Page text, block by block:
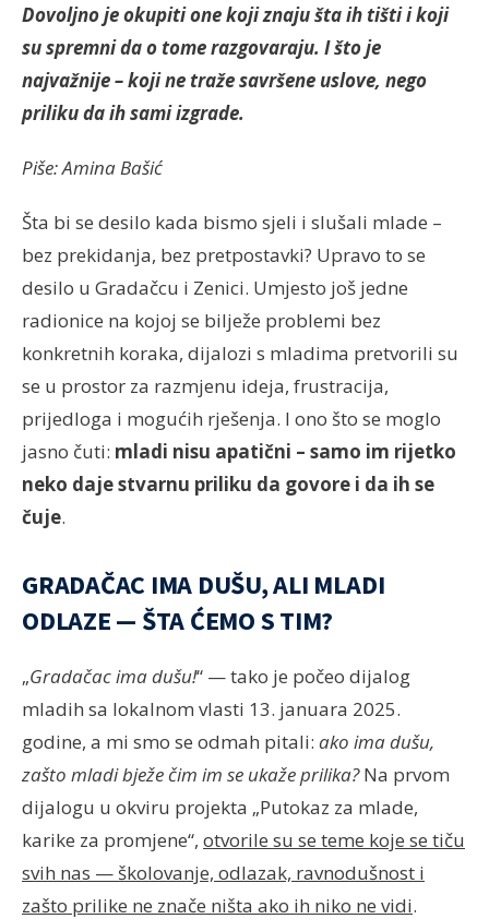
Dovoljno je okupiti one koji znaju šta ih tišti i koji
su spremni da o tome razgovaraju. I što je
najvažnije – koji ne traže savršene uslove, nego
priliku da ih sami izgrade.
Piše: Amina Bašić
Šta bi se desilo kada bismo sjeli i slušali mlade –
bez prekidanja, bez pretpostavki? Upravo to se
desilo u Gradačcu i Zenici. Umjesto još jedne
radionice na kojoj se bilježe problemi bez
konkretnih koraka, dijalozi s mladima pretvorili su
se u prostor za razmjenu ideja, frustracija,
prijedloga i mogućih rješenja. I ono što se moglo
jasno čuti: mladi nisu apatični – samo im rijetko
neko daje stvarnu priliku da govore i da ih se
čuje.
GRADAČAC IMA DUŠU, ALI MLADI
ODLAZE — ŠTA ĆEMO S TIM?
„Gradačac ima dušu!“ — tako je počeo dijalog
mladih sa lokalnom vlasti 13. januara 2025.
godine, a mi smo se odmah pitali: ako ima dušu,
zašto mladi bježe čim im se ukaže prilika?Na prvom
dijalogu u okviru projekta „Putokaz za mlade,
karike za promjene“, otvorile su se teme koje se tiču
svih nas — školovanje, odlazak, ravnodušnost i
zašto prilike ne znače ništa ako ih niko ne vidi.